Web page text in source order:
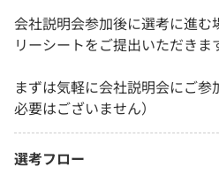
会社説明会参加後に選考に進む
リーシートをご提出いただきま
まずは気軽に会社説明会にご
必要はございません）
選考フロー